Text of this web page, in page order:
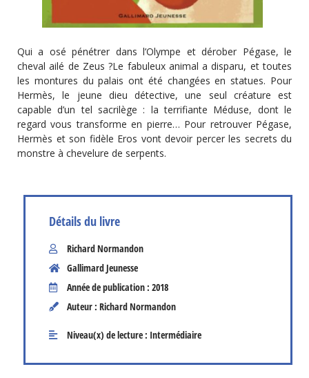
Qui a osé pénétrer dans l’Olympe et dérober Pégase, le
cheval ailé de Zeus ?Le fabuleux animal a disparu, et toutes
les montures du palais ont été changées en statues. Pour
Hermès, le jeune dieu détective, une seul créature est
capable d’un tel sacrilège : la terrifiante Méduse, dont le
regard vous transforme en pierre… Pour retrouver Pégase,
Hermès et son fidèle Eros vont devoir percer les secrets du
monstre à chevelure de serpents.
Détails du livre
Richard Normandon
Gallimard Jeunesse
Année de publication : 2018
Auteur : Richard Normandon
Niveau(x) de lecture : Intermédiaire